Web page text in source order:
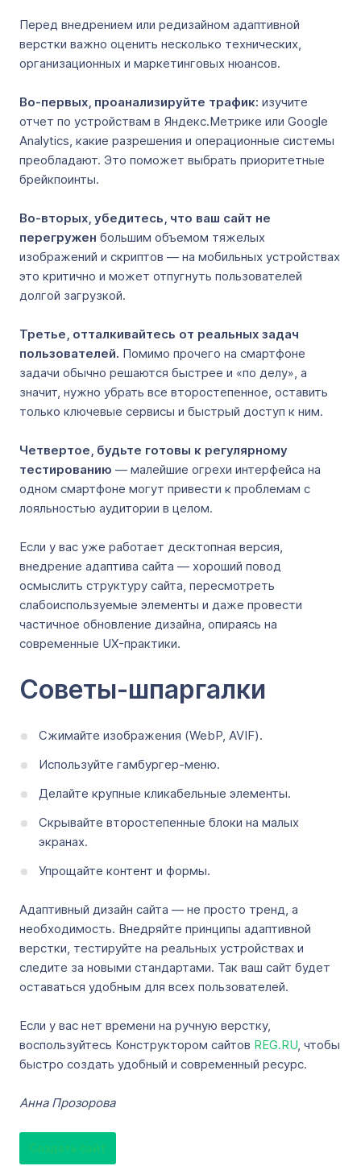
Перед внедрением или редизайном адаптивной
верстки важно оценить несколько технических,
организационных и маркетинговых нюансов.
Во-первых, проанализируйте трафик: изучите
отчет по устройствам в Яндекс.Метрике или Google
Analytics, какие разрешения и операционные системы
преобладают. Это поможет выбрать приоритетные
брейкпоинты.
Во-вторых, убедитесь, что ваш сайт не
перегружен большим объемом тяжелых
изображений и скриптов — на мобильных устройствах
это критично и может отпугнуть пользователей
долгой загрузкой.
Третье, отталкивайтесь от реальных задач
пользователей. Помимо прочего на смартфоне
задачи обычно решаются быстрее и «по делу», а
значит, нужно убрать все второстепенное, оставить
только ключевые сервисы и быстрый доступ к ним.
Четвертое, будьте готовы к регулярному
тестированию — малейшие огрехи интерфейса на
одном смартфоне могут привести к проблемам с
лояльностью аудитории в целом.
Если у вас уже работает десктопная версия,
внедрение адаптива сайта — хороший повод
осмыслить структуру сайта, пересмотреть
слабоиспользуемые элементы и даже провести
частичное обновление дизайна, опираясь на
современные UX-практики.
Советы-шпаргалки
Сжимайте изображения (WebP, AVIF).
Используйте гамбургер-меню.
Делайте крупные кликабельные элементы.
Скрывайте второстепенные блоки на малых
экранах.
Упрощайте контент и формы.
Адаптивный дизайн сайта — не просто тренд, а
необходимость. Внедряйте принципы адаптивной
верстки, тестируйте на реальных устройствах и
следите за новыми стандартами. Так ваш сайт будет
оставаться удобным для всех пользователей.
Если у вас нет времени на ручную верстку,
воспользуйтесь Конструктором сайтов REG.RU, чтобы
быстро создать удобный и современный ресурс.
Анна Прозорова
Создать сайт